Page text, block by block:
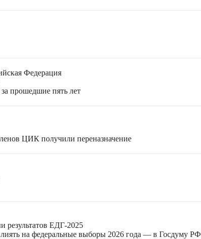
Федерация
прошедшие пять лет
ЦИК получили переназначение
результатов ЕДГ-2025
на федеральные выборы 2026 года — в Госдуму РФ